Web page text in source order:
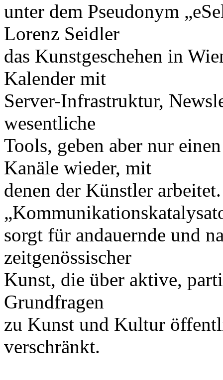
unter dem Pseudonym
Lorenz Seidler
das Kunstgeschehen in
Kalender mit
Server-Infrastruktur,
wesentliche
Tools, geben aber nur
Kanäle wieder, mit
denen der Künstler
sorgt für andauernde und
zeitgenössischer
Kunst, die über aktive,
Grundfragen
zu Kunst und Kultur
verschränkt.